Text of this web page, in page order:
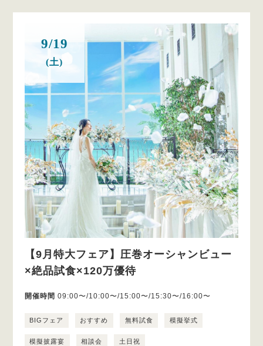
9/19
(土)
【9月特大フェア】圧巻オーシャンビュー
×絶品試食×120万優待
開催時間 09:00〜/10:00〜/15:00〜/15:30〜/16:00〜
BIGフェア おすすめ 無料試食 模擬挙式
模擬披露宴 相談会 土日祝